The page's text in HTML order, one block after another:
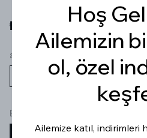
₺ 1,059.99
alt üst
Beden
Hoş
Ailemizin
ol, özel
Ailemize katıl, indirimleri